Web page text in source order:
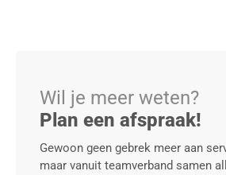
Wil je meer weten?
Plan een afspraak!
Gewoon geen gebrek meer aan
maar vanuit teamverband samen